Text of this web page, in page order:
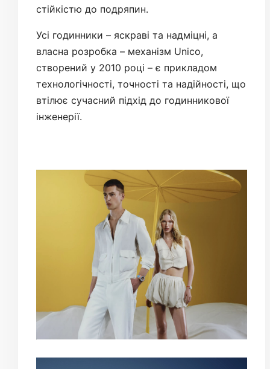
стійкістю до подряпин.
Усі годинники – яскраві та надміцні, а
власна розробка – механізм Unico,
створений у 2010 році – є прикладом
технологічності, точності та надійності, що
втілює сучасний підхід до годинникової
інженерії.